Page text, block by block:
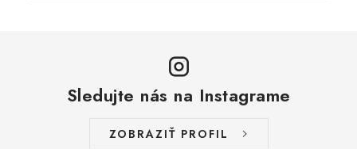
Sledujte nás na Instagrame
ZOBRAZIŤ PROFIL